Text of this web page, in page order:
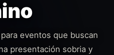
eventos que buscan
presentación sobria y